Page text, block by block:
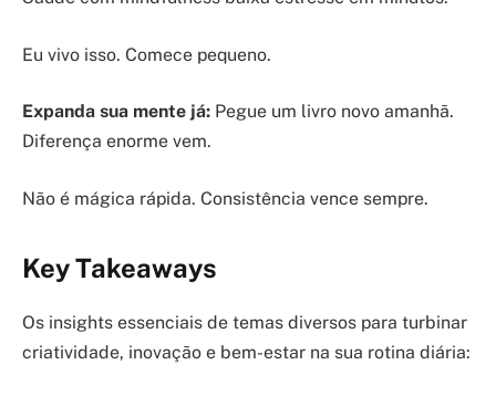
Eu vivo isso. Comece pequeno.
Expanda sua mente já: Pegue um livro novo amanhã.
Diferença enorme vem.
Não é mágica rápida. Consistência vence sempre.
Key Takeaways
Os insights essenciais de temas diversos para turbinar
criatividade, inovação e bem-estar na sua rotina diária: